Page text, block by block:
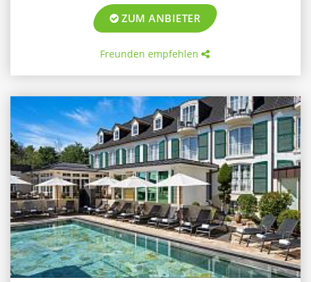
ZUM ANBIETER
Freunden empfehlen